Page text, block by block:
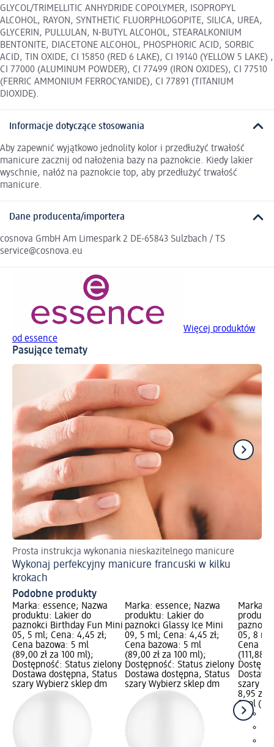
GLYCOL/TRIMELLITIC ANHYDRIDE COPOLYMER, ISOPROPYL
ALCOHOL, RAYON, SYNTHETIC FLUORPHLOGOPITE, SILICA, UREA,
GLYCERIN, PULLULAN, N-BUTYL ALCOHOL, STEARALKONIUM
BENTONITE, DIACETONE ALCOHOL, PHOSPHORIC ACID, SORBIC
ACID, TIN OXIDE, CI 15850 (RED 6 LAKE), CI 19140 (YELLOW 5 LAKE) ,
CI 77000 (ALUMINUM POWDER), CI 77499 (IRON OXIDES), CI 77510
(FERRIC AMMONIUM FERROCYANIDE), CI 77891 (TITANIUM
DIOXIDE).
Informacje dotyczące stosowania
Aby zapewnić wyjątkowo jednolity kolor i przedłużyć trwałość
manicure zacznij od nałożenia bazy na paznokcie. Kiedy lakier
wyschnie, nałóż na paznokcie top, aby przedłużyć trwałość
manicure.
Dane producenta/importera
cosnova GmbH Am Limespark 2 DE-65843 Sulzbach / TS
service@cosnova.eu
Więcej produktów
od essence
Pasujące tematy
Prosta instrukcja wykonania nieskazitelnego manicure
Wykonaj perfekcyjny manicure francuski w kilku
krokach
Podobne produkty
Marka: essence; Nazwa
produktu: Lakier do
paznokci Birthday Fun Mini
05, 5 ml; Cena: 4,45 zł;
Cena bazowa: 5 ml
(89,00 zł za 100 ml);
Dostępność: Status zielony
Dostawa dostępna, Status
szary Wybierz sklep dm
Marka: essence; Nazwa
produktu: Lakier do
paznokci Glassy Ice Mini
09, 5 ml; Cena: 4,45 zł;
Cena bazowa: 5 ml
(89,00 zł za 100 ml);
Dostępność: Status zielony
Dostawa dostępna, Status
szary Wybierz sklep dm
Marka:
05, 8
Cena
(111,88
szary
8,95 zł
8 ml